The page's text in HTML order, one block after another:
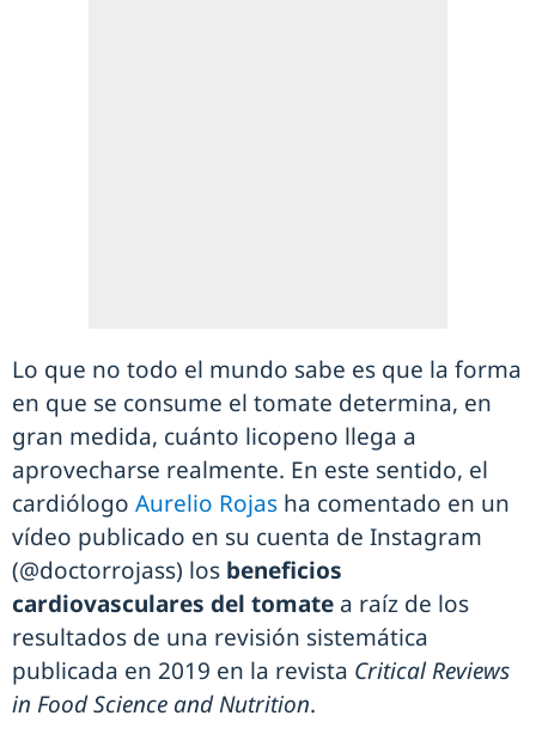
Lo que no todo el mundo sabe es que la forma
en que se consume el tomate determina, en
gran medida, cuánto licopeno llega a
aprovecharse realmente. En este sentido, el
cardiólogo Aurelio Rojas ha comentado en un
vídeo publicado en su cuenta de Instagram
(@doctorrojass) los beneficios
cardiovasculares del tomate a raíz de los
resultados de una revisión sistemática
publicada en 2019 en la revista Critical Reviews
in Food Science and Nutrition.